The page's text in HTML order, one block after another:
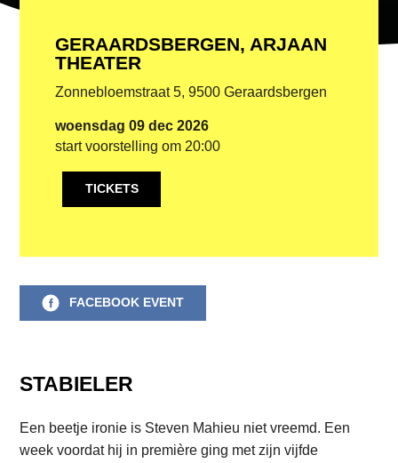
STABIELER
Een beetje ironie is Steven Mahieu niet vreemd. Een
week voordat hij in première ging met zijn vijfde
GERAARDSBERGEN, ARJAAN
THEATER
Zonnebloemstraat 5, 9500 Geraardsbergen
woensdag 09 dec 2026
start voorstelling om 20:00
TICKETS
FACEBOOK EVENT